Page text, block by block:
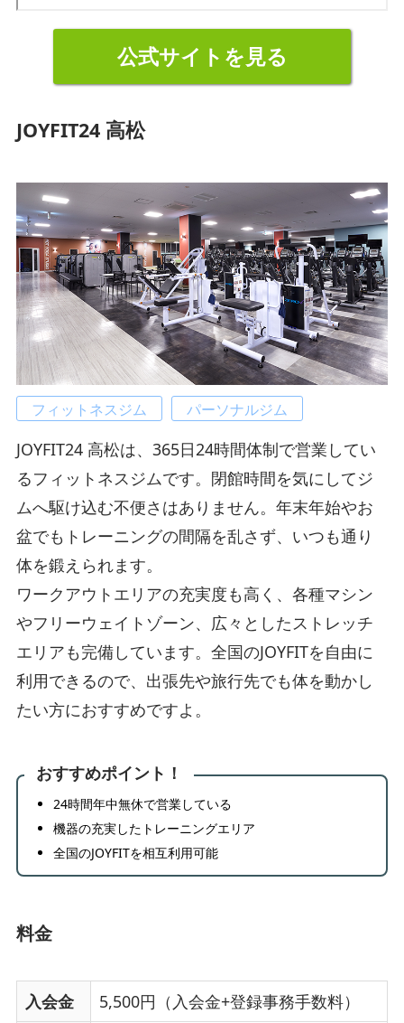
公式サイトを見る
JOYFIT24 高松
フィットネスジム パーソナルジム
JOYFIT24 高松は、365日24時間体制で営業してい
るフィットネスジムです。閉館時間を気にしてジ
ムへ駆け込む不便さはありません。年末年始やお
盆でもトレーニングの間隔を乱さず、いつも通り
体を鍛えられます。
ワークアウトエリアの充実度も高く、各種マシン
やフリーウェイトゾーン、広々としたストレッチ
エリアも完備しています。全国のJOYFITを自由に
利用できるので、出張先や旅行先でも体を動かし
たい方におすすめですよ。
おすすめポイント！
24時間年中無休で営業している
機器の充実したトレーニングエリア
全国のJOYFITを相互利用可能
料金
入会金
5,500円（入会金+登録事務手数料）